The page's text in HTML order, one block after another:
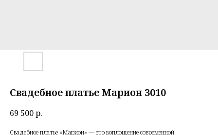
Свадебное платье Марион 3010
69 500р.
Свадебное платье «Марион» — это воплощение современной